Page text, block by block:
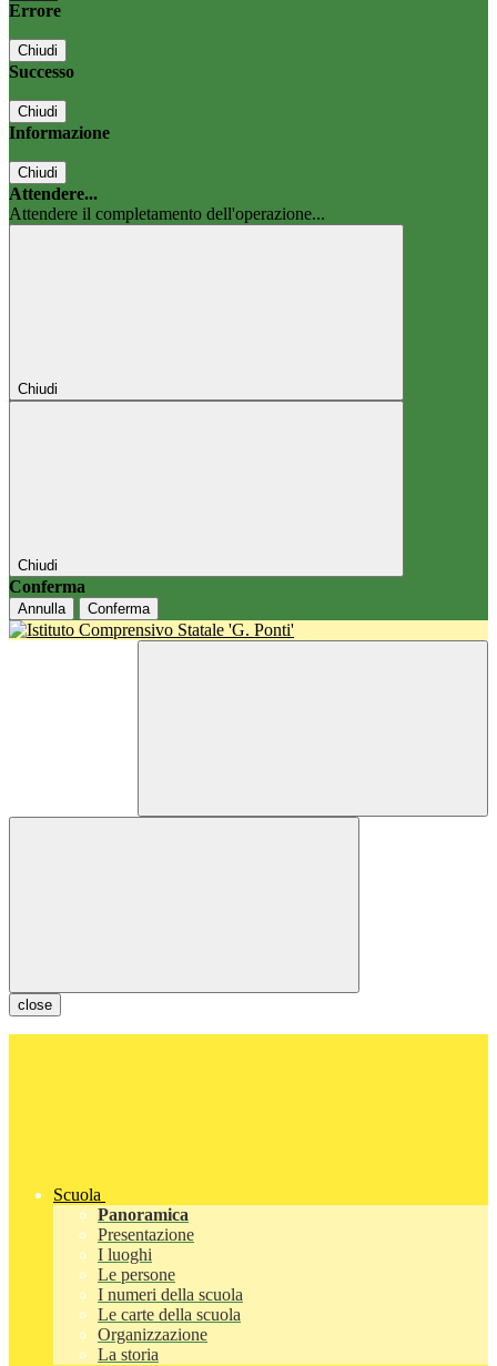
Errore
Chiudi
Successo
Chiudi
Informazione
Chiudi
Attendere...
Attendere il completamento dell'operazione...
Chiudi
Chiudi
Conferma
Annulla Conferma
close
Scuola
Panoramica
Presentazione
I luoghi
Le persone
I numeri della scuola
Le carte della scuola
Organizzazione
La storia